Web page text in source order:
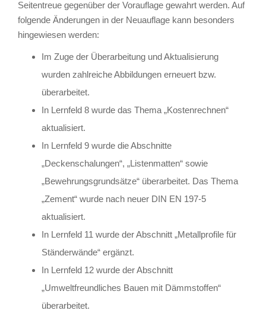
Seitentreue gegenüber der Vorauflage gewahrt werden. Auf
folgende Änderungen in der Neuauflage kann besonders
hingewiesen werden:
Im Zuge der Überarbeitung und Aktualisierung
wurden zahlreiche Abbildungen erneuert bzw.
überarbeitet.
In Lernfeld 8 wurde das Thema „Kostenrechnen“
aktualisiert.
In Lernfeld 9 wurde die Abschnitte
„Deckenschalungen“, „Listenmatten“ sowie
„Bewehrungsgrundsätze“ überarbeitet. Das Thema
„Zement“ wurde nach neuer DIN EN 197-5
aktualisiert.
In Lernfeld 11 wurde der Abschnitt „Metallprofile für
Ständerwände“ ergänzt.
In Lernfeld 12 wurde der Abschnitt
„Umweltfreundliches Bauen mit Dämmstoffen“
überarbeitet.